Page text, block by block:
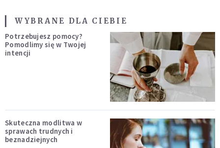
WYBRANE DLA CIEBIE
Potrzebujesz pomocy?
Pomodlimy się w Twojej
intencji
Skuteczna modlitwa w
sprawach trudnych i
beznadziejnych